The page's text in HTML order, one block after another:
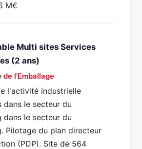
M€
Multi sites Services
(2 ans)
de l'Emballage
l'activité industrielle
dans le secteur du
dans le secteur du
Pilotage du plan directeur
(PDP). Site de 564